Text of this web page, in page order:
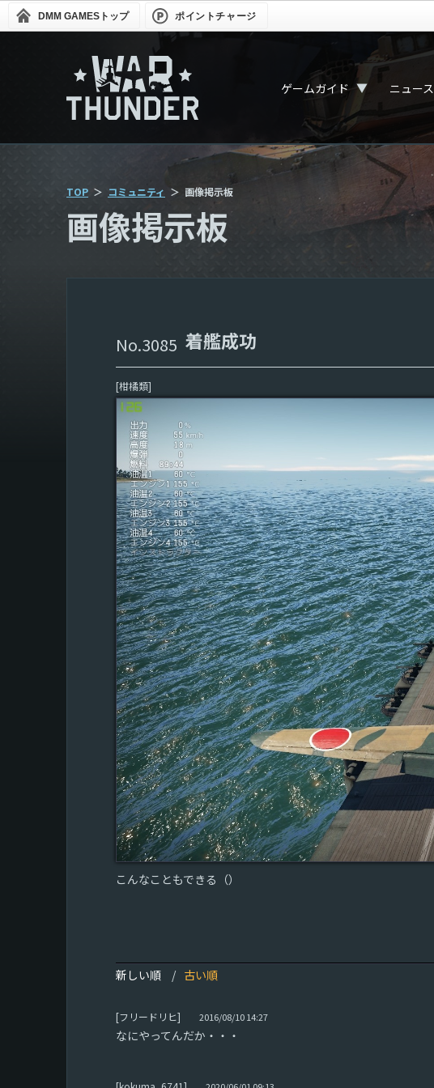
DMM GAMES トップ ポイントチャージ
ゲームガイド ▼ ニュース
TOP コミュニティ 画像掲示板
画像掲示板
3085 着艦成功
[柑橘類]
こんなこともできる（）
新しい順 古い順
[フリードリヒ] 2016/08/10 14:27
なにやってんだか・・・